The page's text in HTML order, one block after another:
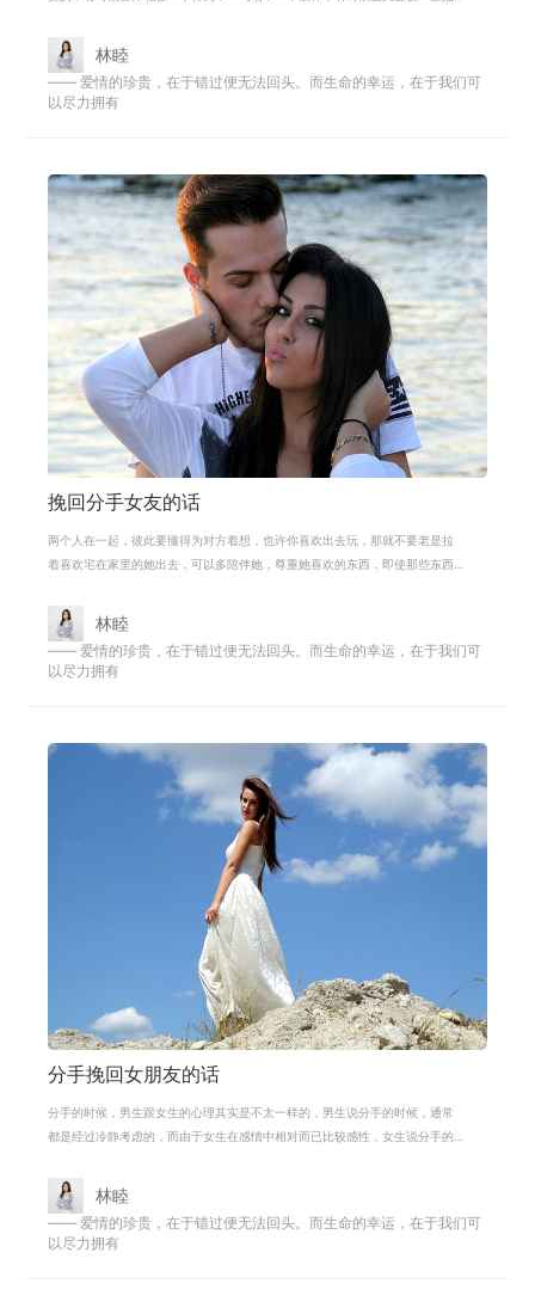
林睦
—— 爱情的珍贵，在于错过便无法回头。而生命的幸运，在于我们可
以尽力拥有
挽回分手女友的话
两个人在一起，彼此要懂得为对方着想，也许你喜欢出去玩，那就不要老是拉
着喜欢宅在家里的她出去，可以多陪伴她，尊重她喜欢的东西，即使那些东西
林睦
—— 爱情的珍贵，在于错过便无法回头。而生命的幸运，在于我们可
以尽力拥有
分手挽回女朋友的话
分手的时候，男生跟女生的心理其实是不太一样的，男生说分手的时候，通常
都是经过冷静考虑的，而由于女生在感情中相对而已比较感性，女生说分手的
林睦
—— 爱情的珍贵，在于错过便无法回头。而生命的幸运，在于我们可
以尽力拥有